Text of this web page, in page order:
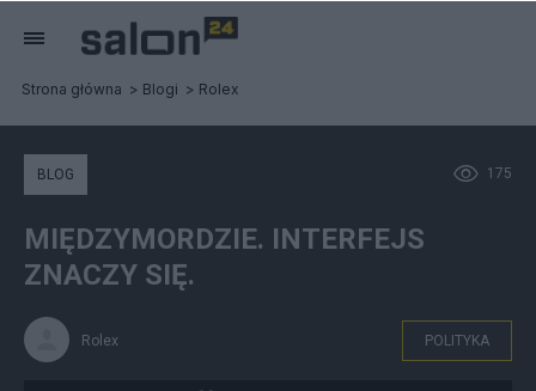
Strona główna Blogi Rolex
175
BLOG
MIĘDZYMORDZIE. INTERFEJS
ZNACZY SIĘ.
Rolex POLITYKA